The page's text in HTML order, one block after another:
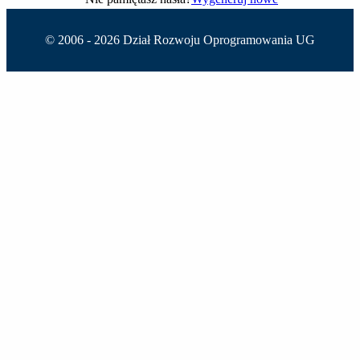
© 2006 - 2026 Dział Rozwoju Oprogramowania UG